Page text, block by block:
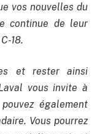
vos nouvelles du
continue de leur
18.
et rester ainsi
vous invite à
également
Vous pourrez